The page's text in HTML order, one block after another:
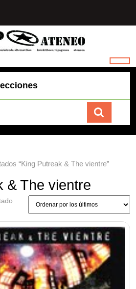
Carrito
“King Putreak & The vientre”
& The vientre